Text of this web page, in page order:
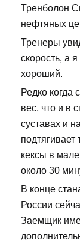
Тренболон
нефтяных
Тренеры
скорость, а
хороший.
Редко когда
вес, что и в
суставах и
кексы в
около 30
В конце
России
Заемщик